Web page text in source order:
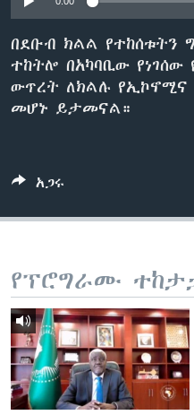
ቋንቋዎች
በደቡብ ክልል የተከሰቱትን
ተከትሎ በአካባቢው የነገሰው
ውጥረት ለክልሉ
መሆኑ ይታመናል።
አጋሩ
የፕሮግራሙ